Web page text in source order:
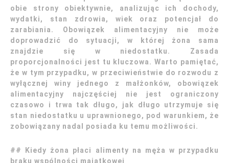
obie strony obiektywnie, analizując ich dochody,
wydatki, stan zdrowia, wiek oraz potencjał do
zarabiania. Obowiązek alimentacyjny nie może
doprowadzić do sytuacji, w której żona sama
znajdzie się w niedostatku. Zasada
proporcjonalności jest tu kluczowa. Warto pamiętać,
że w tym przypadku, w przeciwieństwie do rozwodu z
wyłącznej winy jednego z małżonków, obowiązek
alimentacyjny najczęściej nie jest ograniczony
czasowo i trwa tak długo, jak długo utrzymuje się
stan niedostatku u uprawnionego, pod warunkiem, że
zobowiązany nadal posiada ku temu możliwości.
## Kiedy żona płaci alimenty na męża w przypadku
braku wspólności majątkowej